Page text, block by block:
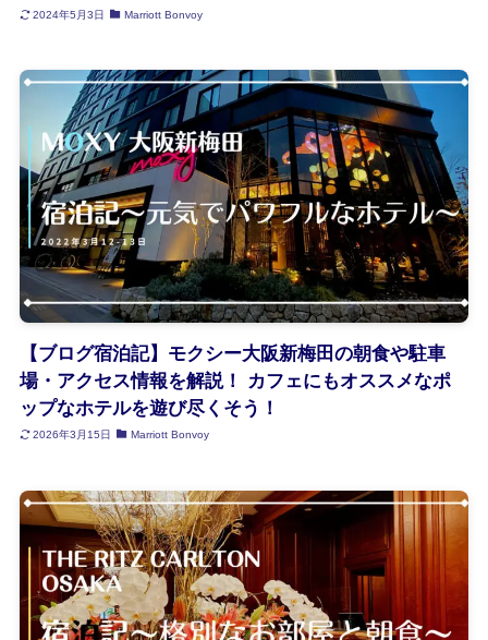
2024年5月3日 Marriott Bonvoy
【ブログ宿泊記】モクシー大阪新梅田の朝食や駐車
場・アクセス情報を解説！ カフェにもオススメなポ
ップなホテルを遊び尽くそう！
2026年3月15日 Marriott Bonvoy